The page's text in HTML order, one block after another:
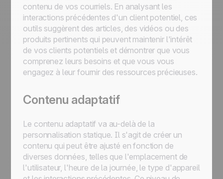
contenu de vos courriels. En analysant les
interactions précédentes d'un client potentiel, ces
outils suggèrent des articles, des vidéos ou des
produits pertinents qui peuvent maintenir l'intérêt
de vos clients potentiels et démontrer que vous
comprenez leurs besoins et que vous vous
engagez à leur fournir des ressources précieuses.
Contenu adaptatif
Le contenu adaptatif va au-delà de la
personnalisation statique. Il s'agit de créer un
contenu qui peut être ajusté en fonction de
diverses données, telles que l'emplacement de
l'utilisateur, l'heure de la journée, le type d'appareil